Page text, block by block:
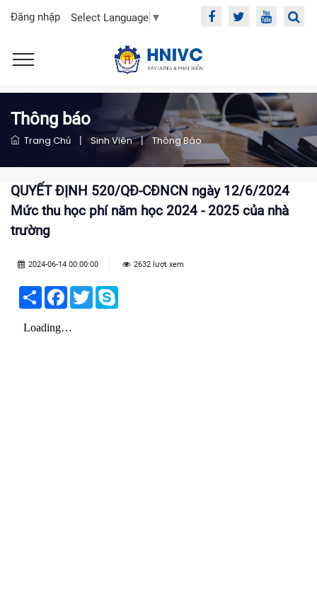
Đăng nhập Select Language ▼
Thông báo
Trang Chủ | Sinh Viên | Thông Báo
QUYẾT ĐỊNH 520/QĐ-CĐNCN ngày 12/6/2024
Mức thu học phí năm học 2024 - 2025 của nhà
trường
2024-06-14 00:00:00 2632 lượt xem
Share Facebook
Twitter